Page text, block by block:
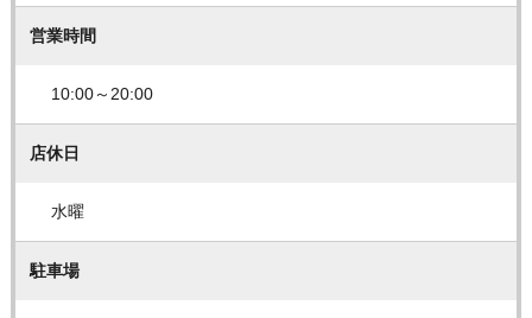
営業時間
10:00～20:00
店休日
水曜
駐車場